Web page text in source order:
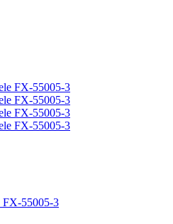
FX-55005-3